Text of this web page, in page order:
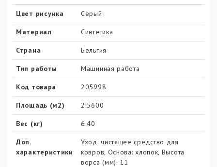
Цвет рисунка Серый
Материал Синтетика
Страна Бельгия
Тип работы Машинная работа
Код товара 205998
Площадь (м2) 2.5600
Вес (кг) 6.40
Доп.
характеристики
Уход: чистящее средство для
ковров, Основа: хлопок, Высота
ворса (мм): 11